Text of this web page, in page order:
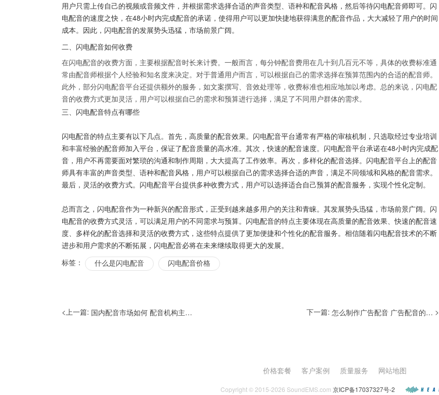
用户只需上传自己的视频或音频文件，并根据需求选择合适的声音类型、语种和配音风格，然后等待闪电配音师即可。闪
电配音的速度之快，在48小时内完成配音的承诺，使得用户可以更加快捷地获得满意的配音作品，大大减轻了用户的时间
成本。因此，闪电配音的发展势头迅猛，市场前景广阔。
二、闪电配音如何收费
在闪电配音的收费方面，主要根据配音时长来计费。一般而言，每分钟配音费用在几十到几百元不等，具体的收费标准通
常由配音师根据个人经验和知名度来决定。对于普通用户而言，可以根据自己的需求选择在预算范围内的合适的配音师。
此外，部分闪电配音平台还提供额外的服务，如文案撰写、音效处理等，收费标准也相应地加以考虑。总的来说，闪电配
音的收费方式更加灵活，用户可以根据自己的需求和预算进行选择，满足了不同用户群体的需求。
三、闪电配音特点有哪些
闪电配音的特点主要有以下几点。首先，高质量的配音效果。闪电配音平台通常有严格的审核机制，只选取经过专业培训
和丰富经验的配音师加入平台，保证了配音质量的高水准。其次，快速的配音速度。闪电配音平台承诺在48小时内完成配
音，用户不再需要面对繁琐的沟通和制作周期，大大提高了工作效率。再次，多样化的配音选择。闪电配音平台上的配音
师具有丰富的声音类型、语种和配音风格，用户可以根据自己的需求选择合适的声音，满足不同领域和风格的配音需求。
最后，灵活的收费方式。闪电配音平台提供多种收费方式，用户可以选择适合自己预算的配音服务，实现个性化定制。
总而言之，闪电配音作为一种新兴的配音形式，正受到越来越多用户的关注和青睐。其发展势头迅猛，市场前景广阔。闪
电配音的收费方式灵活，可以满足用户的不同需求与预算。闪电配音的特点主要体现在高质量的配音效果、快速的配音速
度、多样化的配音选择和灵活的收费方式，这些特点提供了更加便捷和个性化的配音服务。相信随着闪电配音技术的不断
进步和用户需求的不断拓展，闪电配音必将在未来继续取得更大的发展。
标签：
什么是闪电配音 闪电配音价格
<上一篇: 国内配音市场如何 配音机构主要有哪些 下一篇: 怎么制作广告配音 广告配音的工具有哪些 >
价格套餐 客户案例 质量服务 网站地图
Copyright © 2015-2026 SoundEMS.com 京ICP备17037327号-2